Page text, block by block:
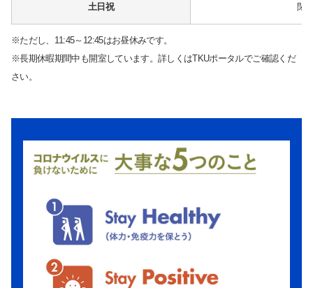
土日祝 閉
※ただし、11:45～12:45はお昼休みです。
※長期休暇期間中も開室しています。詳しくはTKUポータルでご確認くだ
さい。